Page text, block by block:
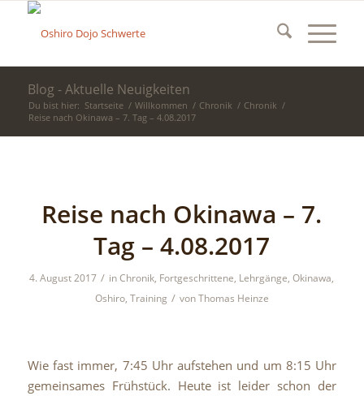
Blog - Aktuelle Neuigkeiten
Du bist hier: Startseite / Willkommen / Chronik / Chronik /
Reise nach Okinawa – 7. Tag – 4.08.2017
Reise nach Okinawa – 7.
Tag – 4.08.2017
4. August 2017 / inChronik, Fortgeschrittene, Lehrgänge,Okinawa,
Oshiro, Training / vonThomas Heinze
Wie fast immer, 7:45 Uhr aufstehen und um 8:15 Uhr
gemeinsames Frühstück. Heute ist leider schon der